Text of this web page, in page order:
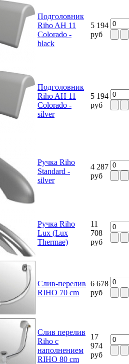
Подголовник
Riho AH 11
Colorado -
black
5 194
руб
Подголовник
Riho AH 11
Colorado -
silver
5 194
руб
Ручка Riho
Standard -
silver
4 287
руб
Ручка Riho
Lux (Lux
Thermae)
11
708
руб
Слив-перелив
RIHO 70 cm
6 678
руб
Слив перелив
Riho с
наполнением
RIHO 80 cm
17
974
руб